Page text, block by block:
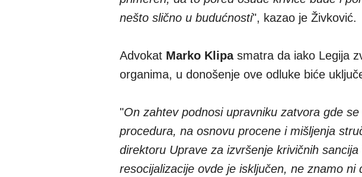
nešto slično u budućnosti", kazao je Živković.
Advokat Marko Klipasmatra da iako Legija
organima, u donošenje ove odluke biće
"On zahtev podnosi upravniku zatvora gde
procedura, na osnovu procene i mišljenja
direktoru Uprave za izvršenje krivičnih
resocijalizacije ovde je isključen, ne znamo